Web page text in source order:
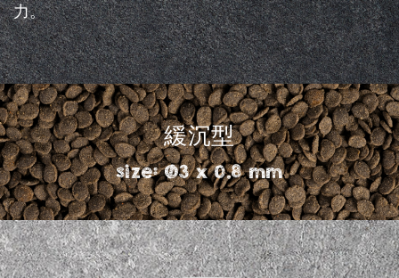
力。
緩沉型
size: Ø3 x 0.8 mm